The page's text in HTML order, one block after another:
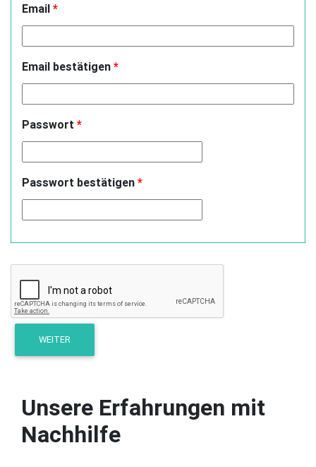
Email *
Email bestätigen *
Passwort *
Passwort bestätigen *
Unsere Erfahrungen mit
Nachhilfe